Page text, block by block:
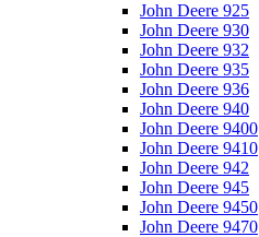
John Deere 925
John Deere 930
John Deere 932
John Deere 935
John Deere 936
John Deere 940
John Deere 9400
John Deere 9410
John Deere 942
John Deere 945
John Deere 9450
John Deere 9470